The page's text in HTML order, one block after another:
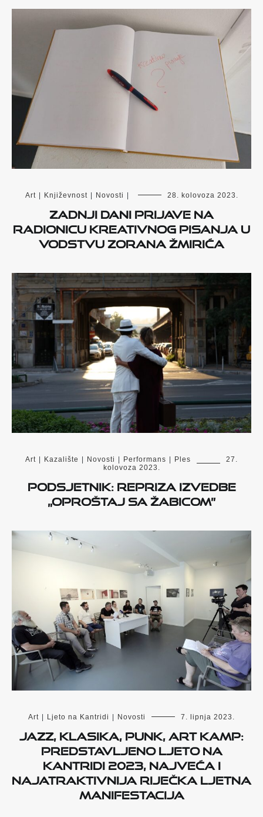
Art | Književnost | Novosti | 28. kolovoza 2023.
Zadnji dani prijave na
radionicu kreativnog pisanja u
vodstvu Zorana Žmirića
Art | Kazalište | Novosti | Performans | Ples
27.
kolovoza 2023.
Podsjetnik: Repriza izvedbe
„Oproštaj sa Žabicom”
Art | Ljeto na Kantridi | Novosti 7. lipnja 2023.
Jazz, klasika, punk, Art Kamp:
Predstavljeno Ljeto na
Kantridi 2023, najveća i
najatraktivnija riječka ljetna
manifestacija